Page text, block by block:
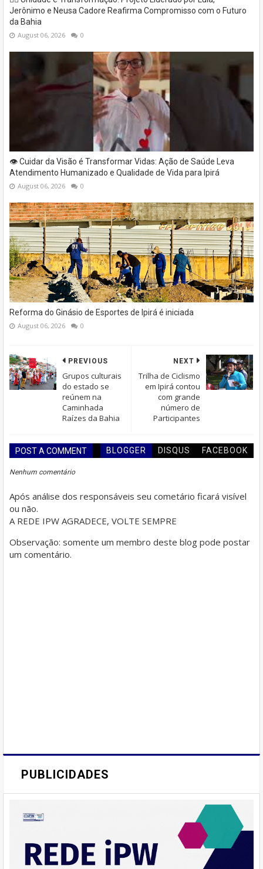
Jerônimo e Neusa Cadore Reafirma Compromisso com o Futuro
da Bahia
August 06, 2026 0
👁️ Cuidar da Visão é Transformar Vidas: Ação de Saúde Leva
Atendimento Humanizado e Qualidade de Vida para Ipirá
August 06, 2026 0
Reforma do Ginásio de Esportes de Ipirá é iniciada
August 06, 2026 0
NEXT
Trilha de Ciclismo
em Ipirá contou
com grande
número de
Participantes
PREVIOUS
Grupos culturais
do estado se
reúnem na
Caminhada
Raízes da Bahia
POST A COMMENT BLOGGER DISQUS FACEBOOK
Nenhum comentário
Após análise dos responsáveis seu cometário ficará visível
ou não.
A REDE IPW AGRADECE, VOLTE SEMPRE
Observação: somente um membro deste blog pode postar
um comentário.
PUBLICIDADES